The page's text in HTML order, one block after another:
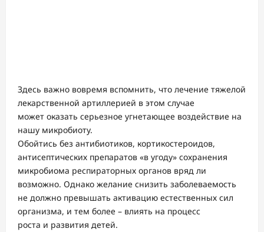
Здесь важно вовремя вспомнить, что лечение тяжелой
лекарственной артиллерией в этом случае
может оказать серьезное угнетающее воздействие на
нашу микробиоту.
Обойтись без антибиотиков, кортикостероидов,
антисептических препаратов «в угоду» сохранения
микробиома респираторных органов вряд ли
возможно. Однако желание снизить заболеваемость
не должно превышать активацию естественных сил
организма, и тем более – влиять на процесс
роста и развития детей.